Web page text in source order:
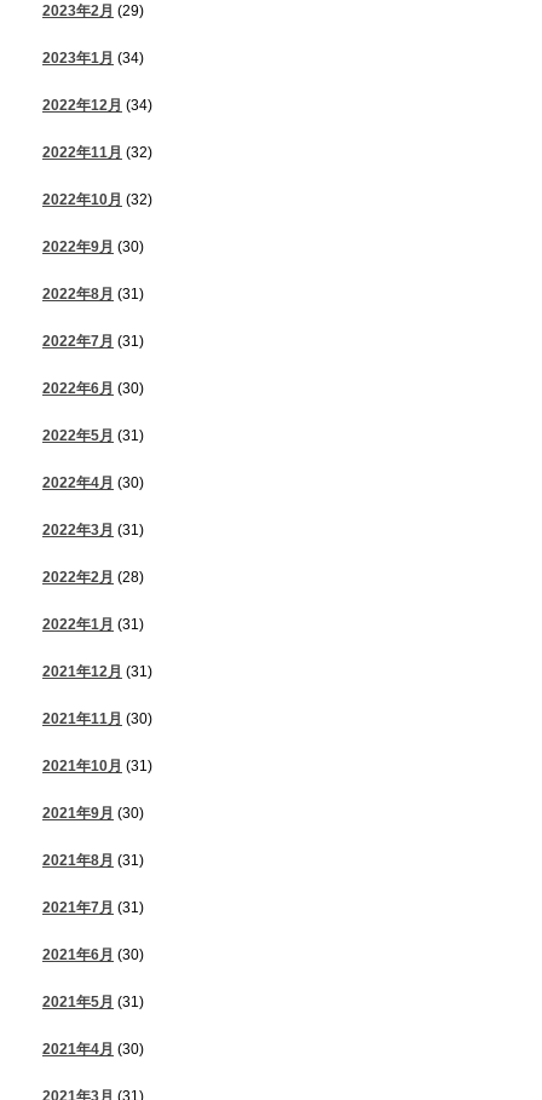
2023年2月 (29)
2023年1月 (34)
2022年12月 (34)
2022年11月 (32)
2022年10月 (32)
2022年9月 (30)
2022年8月 (31)
2022年7月 (31)
2022年6月 (30)
2022年5月 (31)
2022年4月 (30)
2022年3月 (31)
2022年2月 (28)
2022年1月 (31)
2021年12月 (31)
2021年11月 (30)
2021年10月 (31)
2021年9月 (30)
2021年8月 (31)
2021年7月 (31)
2021年6月 (30)
2021年5月 (31)
2021年4月 (30)
2021年3月 (31)